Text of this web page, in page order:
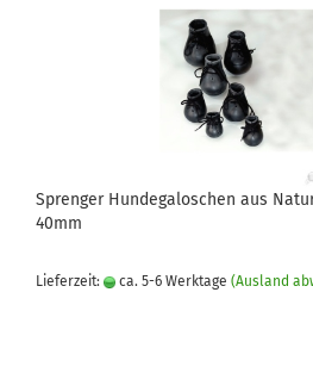
Sprenger Hundegaloschen aus
40mm
Lieferzeit: ca. 5-6 Werktage (Ausland